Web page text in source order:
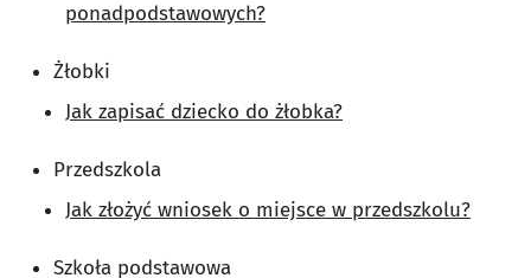
ponadpodstawowych?
Żłobki
Jak zapisać dziecko do żłobka?
Przedszkola
Jak złożyć wniosek o miejsce w przedszkolu?
Szkoła podstawowa